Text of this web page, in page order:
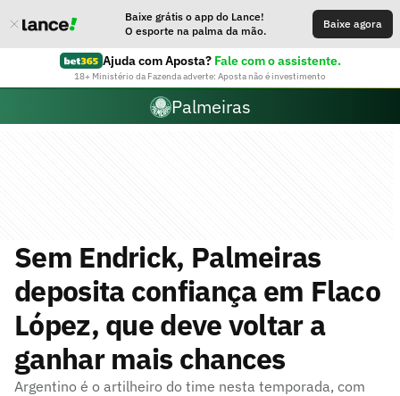
Baixe grátis o app do Lance!
O esporte na palma da mão.
Baixe agora
Ajuda com Aposta? Fale com o assistente.
18+ Ministério da Fazenda adverte: Aposta não é investimento
Palmeiras
Sem Endrick, Palmeiras
deposita confiança em Flaco
López, que deve voltar a
ganhar mais chances
Argentino é o artilheiro do time nesta temporada, com